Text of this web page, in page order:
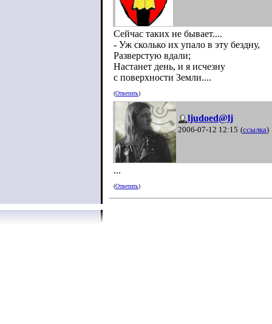
Сейчас таких не бывает....
- Уж сколько их упало в эту бездну,
Разверстую вдали;
Настанет день, и я исчезну
с поверхности Земли....
(Ответить)
ljudoed@lj
2006-07-12 12:15 (ссылка)
...
(Ответить)